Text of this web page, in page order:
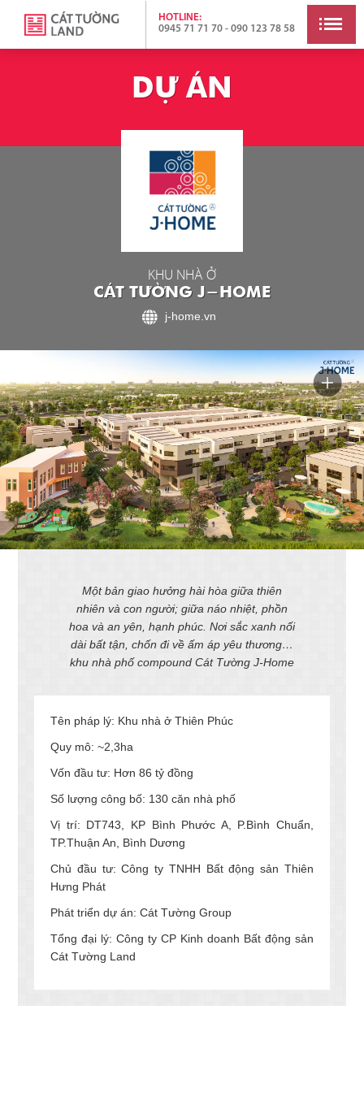
HOTLINE:
0945 71 71 70 - 090 123 78 58
DỰ ÁN
KHU NHÀ Ở
CÁT TƯỜNG J-HOME
j-home.vn
TỔNG QUAN
Một bản giao hưởng hài hòa giữa thiên
nhiên và con người; giữa náo nhiệt, phồn
hoa và an yên, hạnh phúc. Nơi sắc xanh nối
dài bất tận, chốn đi về ấm áp yêu thương…
khu nhà phố compound Cát Tường J-Home
Tên pháp lý: Khu nhà ở Thiên Phúc
Quy mô: ~2,3ha
Vốn đầu tư: Hơn 86 tỷ đồng
Số lượng công bố: 130 căn nhà phố
Vị trí: DT743, KP Bình Phước A, P.Bình Chuẩn,
TP.Thuận An, Bình Dương
Chủ đầu tư: Công ty TNHH Bất động sản Thiên
Hưng Phát
Phát triển dự án: Cát Tường Group
Tổng đại lý: Công ty CP Kinh doanh Bất động sản
Cát Tường Land